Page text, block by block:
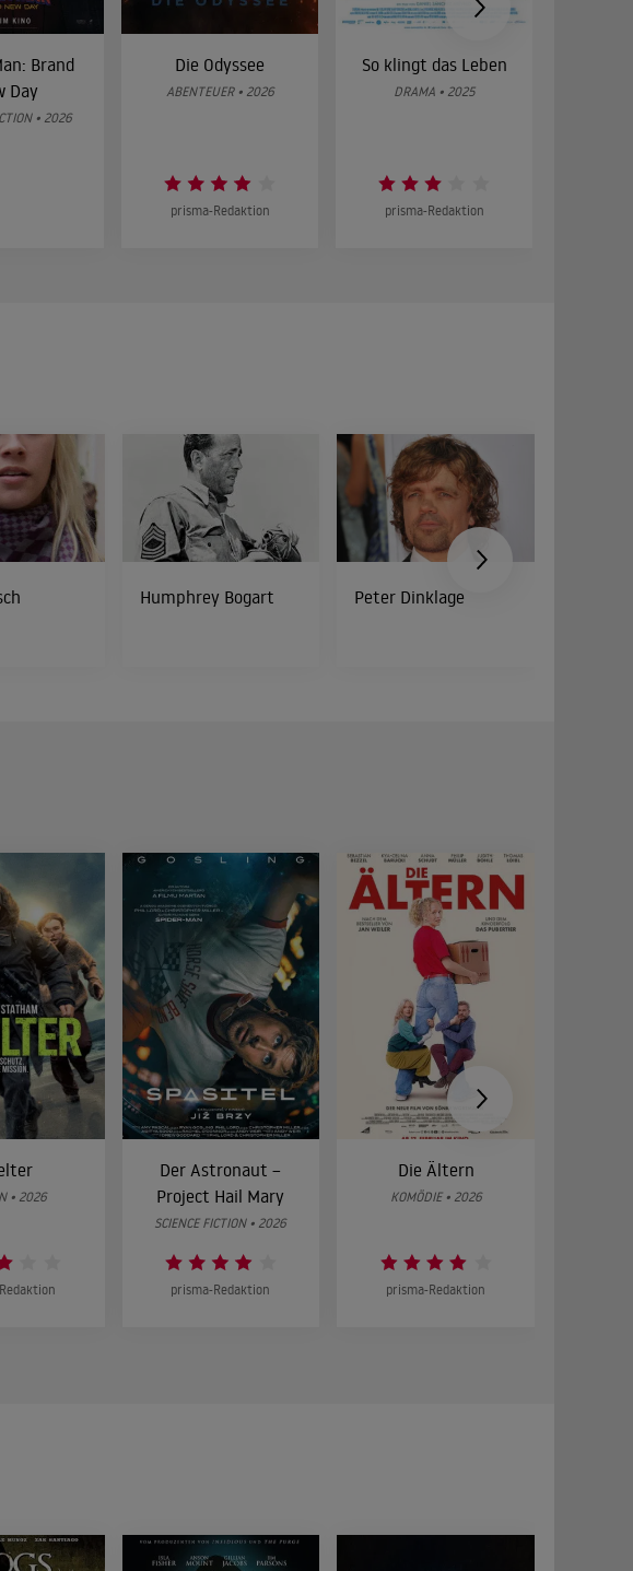
Brand
Day
• 2026
Die Odyssee
ABENTEUER • 2026
prisma-Redaktion
So klingt das Leben
DRAMA • 2025
prisma-Redaktion
Humphrey Bogart Peter Dinklage
• 2026
Der Astronaut –
Project Hail Mary
SCIENCE FICTION • 2026
prisma-Redaktion
Die Ältern
KOMÖDIE • 2026
prisma-Redaktion